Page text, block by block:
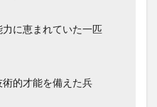
に恵まれていた一匹
的才能を備えた兵